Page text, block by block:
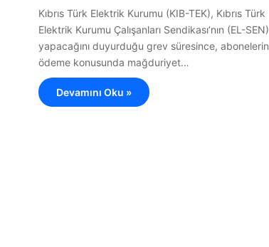
Kıbrıs Türk Elektrik Kurumu (KIB-TEK), Kıbrıs Türk
Elektrik Kurumu Çalışanları Sendikası’nın (EL-SEN)
yapacağını duyurduğu grev süresince, abonelerin
ödeme konusunda mağduriyet…
Devamını Oku »